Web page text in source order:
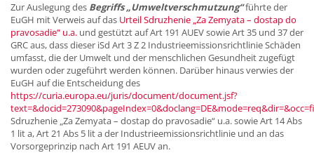
Zur Auslegung des Begriffs „Umweltverschmutzung“führte der
EuGH mit Verweis auf das Urteil Sdruzhenie „Za Zemyata – dostap do
pravosadie“ u.a. und gestützt auf Art 191 AUEV sowie Art 35 und 37 der
GRC aus, dass dieser iSd Art 3 Z 2 Industrieemissionsrichtlinie Schäden
umfasst, die der Umwelt und der menschlichen Gesundheit zugefügt
wurden oder zugeführt werden können. Darüber hinaus verwies der
EuGH auf die Entscheidung des
https://curia.europa.eu/juris/document/document.jsf?
Sdruzhenie „Za Zemyata – dostap do pravosadie“ u.a. sowie Art 14 Abs
1 lit a, Art 21 Abs 5 lit a der Industrieemissionsrichtlinie und an das
Vorsorgeprinzip nach Art 191 AEUV an.